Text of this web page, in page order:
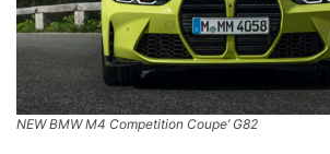
NEW BMW M4 Competition Coupe’ G82